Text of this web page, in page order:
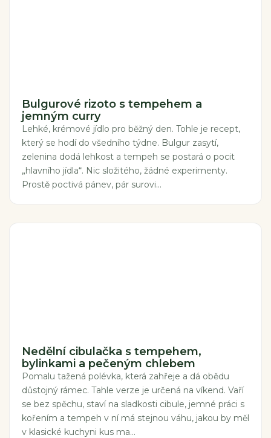
Bulgurové rizoto s tempehem a
jemným curry
Lehké, krémové jídlo pro běžný den. Tohle je recept,
který se hodí do všedního týdne. Bulgur zasytí,
zelenina dodá lehkost a tempeh se postará o pocit
„hlavního jídla“. Nic složitého, žádné experimenty.
Prostě poctivá pánev, pár surovi...
Nedělní cibulačka s tempehem,
bylinkami a pečeným chlebem
Pomalu tažená polévka, která zahřeje a dá obědu
důstojný rámec. Tahle verze je určená na víkend. Vaří
se bez spěchu, staví na sladkosti cibule, jemné práci s
kořením a tempeh v ní má stejnou váhu, jakou by měl
v klasické kuchyni kus ma...